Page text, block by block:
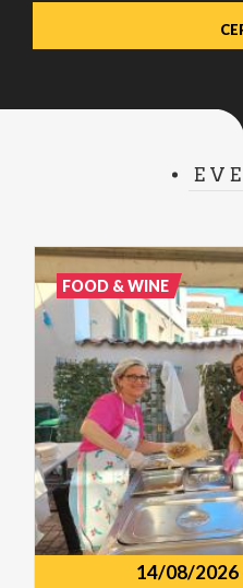
14/08/2026
FOOD & WINE